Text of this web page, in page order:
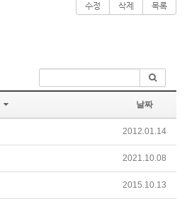
수정 삭제 목록
날짜
2012.01.14
2021.10.08
2015.10.13